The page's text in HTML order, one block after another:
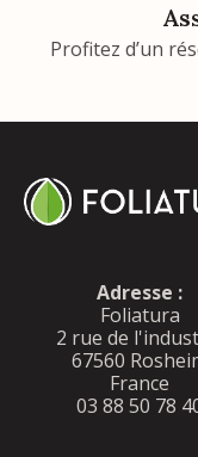
Profitez d’un
Adresse :
Foliatura
2 rue de
67560
France
03 88 50 78